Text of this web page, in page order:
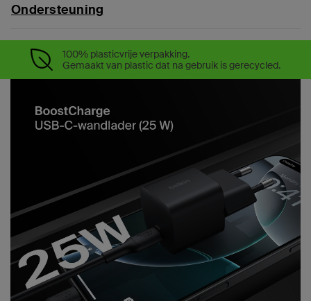
Ondersteuning
100% plasticvrije verpakking.
Gemaakt van plastic dat na gebruik is gerecycled.